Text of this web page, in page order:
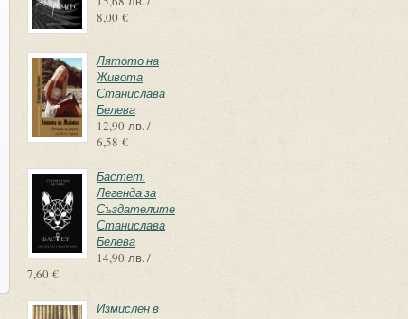
8,00 €
Лятото на
Живота
Станислава
Белева
12,90 лв. /
6,58 €
Бастет.
Легенда за
Създателите
Станислава
Белева
14,90 лв. /
7,60 €
Измислен в